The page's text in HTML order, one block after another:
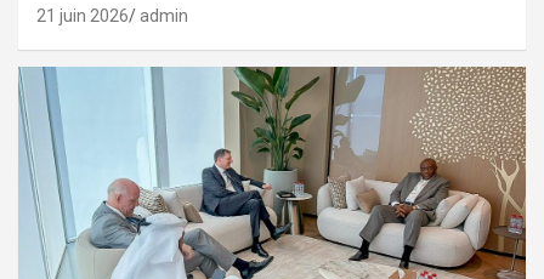
21 juin 2026 admin